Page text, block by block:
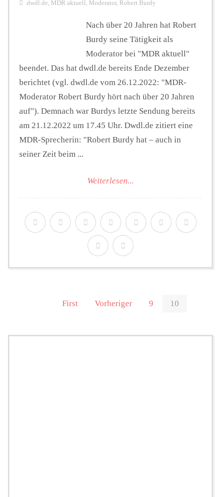
dwdl.de, MDR aktuell, Moderator, Robert Burdy
Nach über 20 Jahren hat Robert
Burdy seine Tätigkeit als
Moderator bei "MDR aktuell"
beendet. Das hat dwdl.de bereits Ende Dezember
berichtet (vgl. dwdl.de vom 26.12.2022: "MDR-
Moderator Robert Burdy hört nach über 20 Jahren
auf"). Demnach war Burdys letzte Sendung bereits
am 21.12.2022 um 17.45 Uhr. Dwdl.de zitiert eine
MDR-Sprecherin: "Robert Burdy hat – auch in
seiner Zeit beim ...
Weiterlesen...
First Vorheriger 9 10